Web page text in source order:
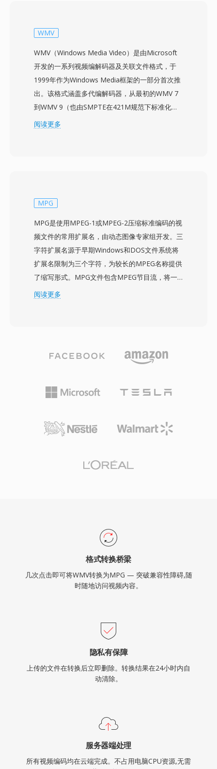
WMV
WMV（Windows Media Video）是由Microsoft
开发的一系列视频编解码器及关联文件格式，于
1999年作为Windows Media框架的一部分首次推
出。该格式涵盖多代编解码器，从最初的WMV 7
到WMV 9（也由SMPTE在421M规范下标准化为
VC-1）。WMV文件通常封装在ASF（高级系统格
Media Player和服务器端流媒体基础设施中，在整
以Windows为中心的网络内容的自然选择。WMV
支持隔行视频、多比特率编码（用于自适应流媒
体）以及通过Windows Media DRM实现的数字版
权管理等功能。Silverlight平台也使用WMV作为其
富互联网应用和流媒体服务的主要视频格式。虽然
行业已在大多数应用中转向H.264和HEVC，WMV
阅读更多
MPG
MPG是使用MPEG-1或MPEG-2压缩标准编码的视
频文件的常用扩展名，由动态图像专家组开发。三
字符扩展名源于早期Windows和DOS文件系统将
扩展名限制为三个字符，为较长的MPEG名称提供
了缩写形式。MPG文件包含MPEG节目流，将一
个视频和一个或多个音频基本流复合为带有同步时
的MPG文件通常包含352x240（NTSC）或
MPEG-2编码的MPG文件支持更高分辨率，最高
可达全高清。节目流结构假定存储介质相对可靠，
播放时效率较高，无需错误恢复数据包的开销。广
器的情况下解码这些文件。MPG格式仍可在存档
阅读更多
格式转换桥梁
几次点击即可将WMV转换为MPG — 突破兼容性障碍,随
时随地访问视频内容。
隐私有保障
上传的文件在转换后立即删除。转换结果在24小时内自
动清除。
服务器端处理
所有视频编码均在云端完成。不占用电脑CPU资源,无需